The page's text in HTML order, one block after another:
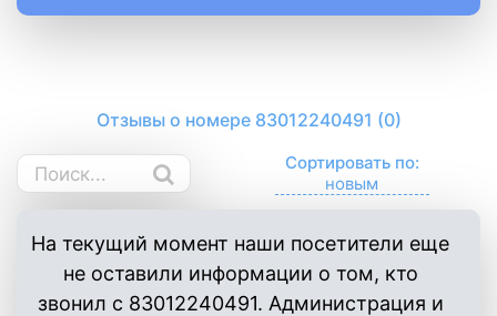
Отзывы о номере 83012240491 (0)
Сортировать по:
На текущий момент наши посетители еще
не оставили информации о том, кто
звонил с 83012240491. Администрация и